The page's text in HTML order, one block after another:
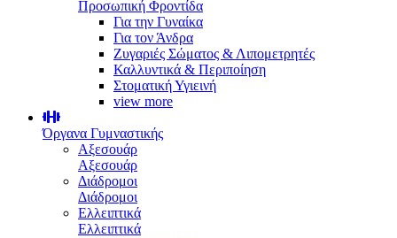
Προσωπική Φροντίδα
Για την Γυναίκα
Για τον Άνδρα
Ζυγαριές Σώματος & Λιπομετρητές
Καλλυντικά & Περιποίηση
Στοματική Υγιεινή
view more
Όργανα Γυμναστικής
Αξεσουάρ
Αξεσουάρ
Διάδρομοι
Διάδρομοι
Ελλειπτικά
Ελλειπτικά